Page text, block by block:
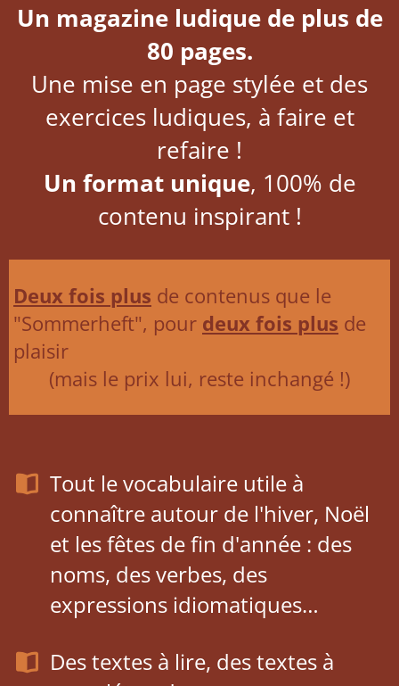
Un magazine ludique de plus de
80 pages.
Une mise en page stylée et des
exercices ludiques, à faire et
refaire !
Un format unique, 100% de
contenu inspirant !
Deux fois plus de contenus que le
"Sommerheft", pour deux fois plus de
plaisir
(mais le prix lui, reste inchangé !)
Tout le vocabulaire utile à
connaître autour de l'hiver, Noël
et les fêtes de fin d'année : des
noms, des verbes, des
expressions idiomatiques…
Des textes à lire, des textes à